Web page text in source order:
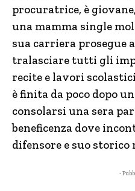
procuratrice, è
una mamma single
sua carriera prosegue
tralasciare tutti gli
recite e lavori
è finita da poco dopo
consolarsi una sera
beneficenza dove
difensore e suo storico
-